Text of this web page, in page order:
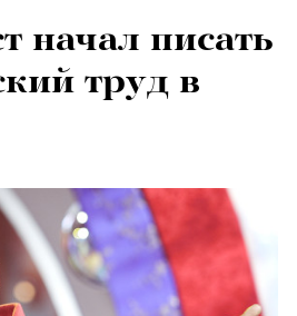
начал писать
труд в